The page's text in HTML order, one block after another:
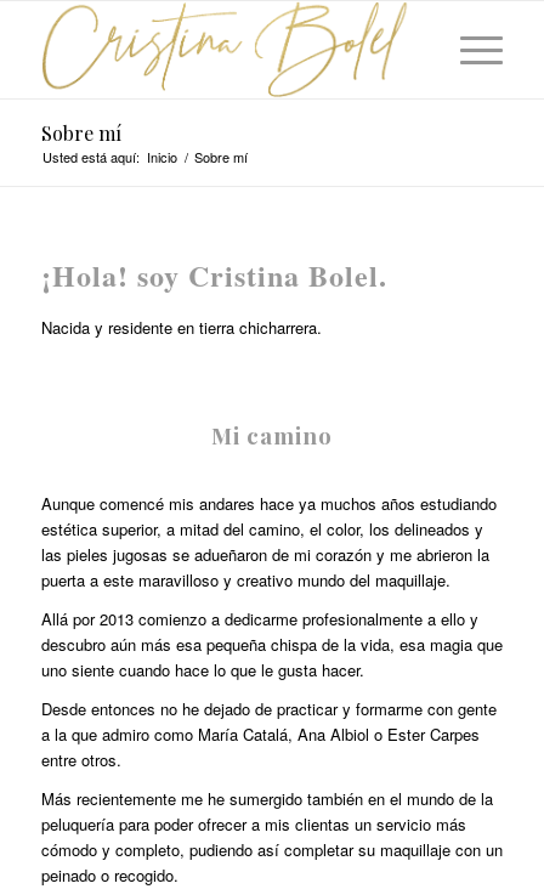
Sobre mí
Usted está aquí: Inicio / Sobre mí
¡Hola! soy Cristina Bolel.
Nacida y residente en tierra chicharrera.
Mi camino
Aunque comencé mis andares hace ya muchos años estudiando
estética superior, a mitad del camino, el color, los delineados y
las pieles jugosas se adueñaron de mi corazón y me abrieron la
puerta a este maravilloso y creativo mundo del maquillaje.
Allá por 2013 comienzo a dedicarme profesionalmente a ello y
descubro aún más esa pequeña chispa de la vida, esa magia que
uno siente cuando hace lo que le gusta hacer.
Desde entonces no he dejado de practicar y formarme con gente
a la que admiro como María Catalá, Ana Albiol o Ester Carpes
entre otros.
Más recientemente me he sumergido también en el mundo de la
peluquería para poder ofrecer a mis clientas un servicio más
cómodo y completo, pudiendo así completar su maquillaje con un
peinado o recogido.